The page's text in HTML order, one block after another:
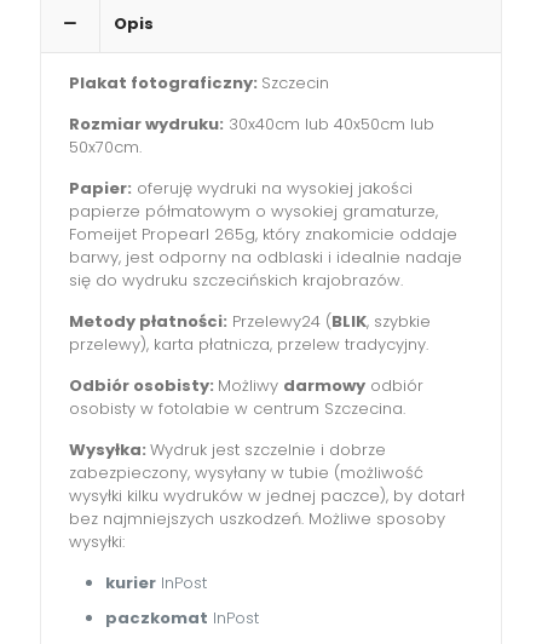
Opis
Plakat fotograficzny: Szczecin
Rozmiar wydruku: 30x40cm lub 40x50cm lub
50x70cm.
Papier: oferuję wydruki na wysokiej jakości
papierze półmatowym o wysokiej gramaturze,
Fomeijet Propearl 265g, który znakomicie oddaje
barwy, jest odporny na odblaski i idealnie nadaje
się do wydruku szczecińskich krajobrazów.
Metody płatności: Przelewy24 (BLIK, szybkie
przelewy), karta płatnicza, przelew tradycyjny.
Odbiór osobisty: Możliwy darmowy odbiór
osobisty w fotolabie w centrum Szczecina.
Wysyłka:Wydruk jest szczelnie i dobrze
zabezpieczony, wysyłany w tubie (możliwość
wysyłki kilku wydruków w jednej paczce), by dotarł
bez najmniejszych uszkodzeń. Możliwe sposoby
wysyłki:
kurier InPost
paczkomat InPost